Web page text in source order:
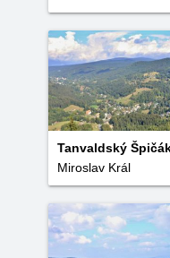
Tanvaldský
Miroslav Král